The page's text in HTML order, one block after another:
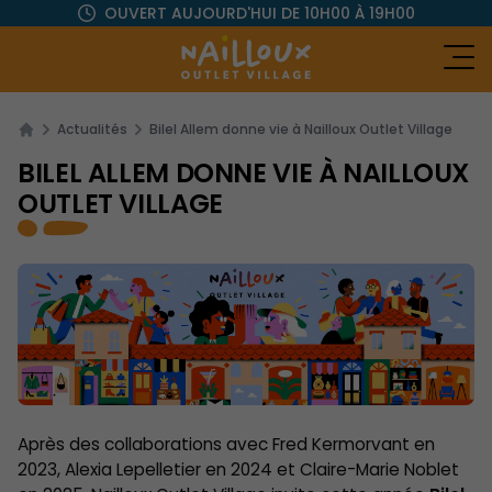
OUVERT AUJOURD'HUI DE 10H00 À 19H00
Actualités Bilel Allem donne vie à Nailloux Outlet Village
BILEL ALLEM DONNE VIE À NAILLOUX
OUTLET VILLAGE
Après des collaborations avec Fred Kermorvant en
2023, Alexia Lepelletier en 2024 et Claire-Marie Noblet